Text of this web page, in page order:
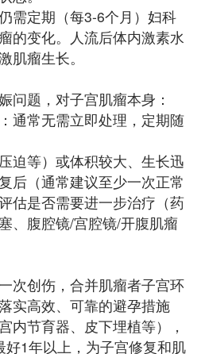
需定期（每3-6个月）妇科
的变化。人流后体内激素水
肌瘤生长。
问题，对子宫肌瘤本身：
通常无需立即处理，定期随
迫等）或体积较大、生长迅
后（通常建议至少一次正常
估是否需要进一步治疗（药
、腹腔镜/宫腔镜/开腹肌瘤
次创伤，合并肌瘤者子宫环
实高效、可靠的避孕措施
内节育器、皮下埋植等），
1年以上，为子宫修复和肌